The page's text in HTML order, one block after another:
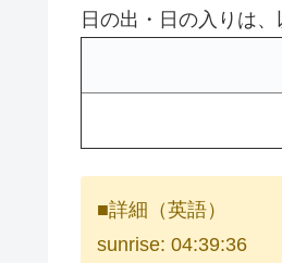
日の出・日の入りは、
■詳細（英語）
sunrise: 04:39:36